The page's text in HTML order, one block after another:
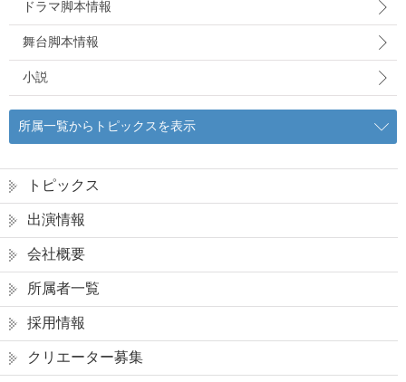
ドラマ脚本情報
舞台脚本情報
小説
所属一覧からトピックスを表示
トピックス
出演情報
会社概要
所属者一覧
採用情報
クリエーター募集